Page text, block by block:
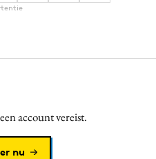
account vereist.
nu